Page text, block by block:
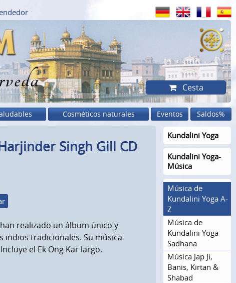
Cesta
Cosméticos naturales Eventos Saldos%
Singh Gill CD
realizado un álbum único y
tradicionales. Su música
el Ek Ong Kar largo.
Kundalini Yoga
Kundalini Yoga-
Música
Música de
Kundalini Yoga A-
Z
Música de
Kundalini Yoga
Sadhana
Música Jap Ji,
Banis, Kirtan &
Shabad